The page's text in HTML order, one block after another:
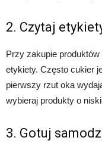
2. Czytaj
Przy zakupie
etykiety. Często cukier
pierwszy rzut oka
wybieraj produkty o
3. Gotuj